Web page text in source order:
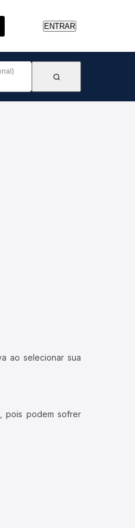
ENTRAR
ao selecionar sua
pois podem sofrer